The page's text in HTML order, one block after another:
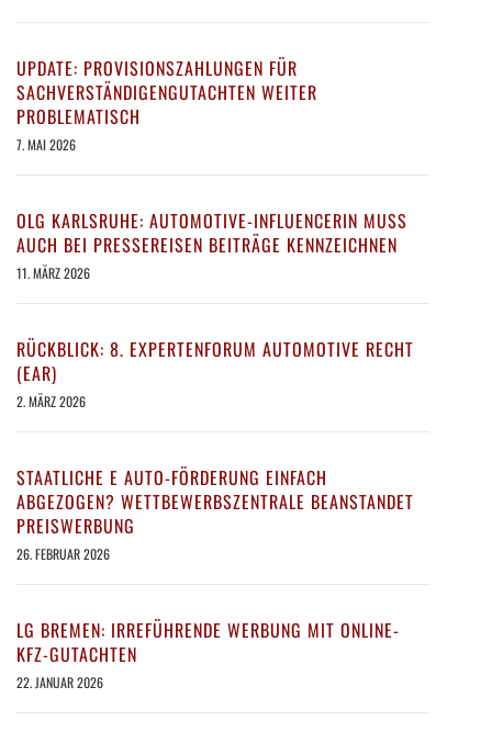
UPDATE: PROVISIONSZAHLUNGEN FÜR
SACHVERSTÄNDIGENGUTACHTEN WEITER
PROBLEMATISCH
7. MAI 2026
OLG KARLSRUHE: AUTOMOTIVE-INFLUENCERIN MUSS
AUCH BEI PRESSEREISEN BEITRÄGE KENNZEICHNEN
11. MÄRZ 2026
RÜCKBLICK: 8. EXPERTENFORUM AUTOMOTIVE RECHT
(EAR)
2. MÄRZ 2026
STAATLICHE E AUTO-FÖRDERUNG EINFACH
ABGEZOGEN? WETTBEWERBSZENTRALE BEANSTANDET
PREISWERBUNG
26. FEBRUAR 2026
LG BREMEN: IRREFÜHRENDE WERBUNG MIT ONLINE-
KFZ-GUTACHTEN
22. JANUAR 2026